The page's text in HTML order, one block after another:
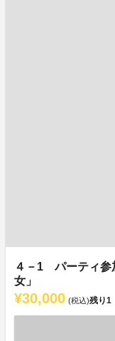
４－1 パーティ参
女」
¥30,000 (税込)残り1